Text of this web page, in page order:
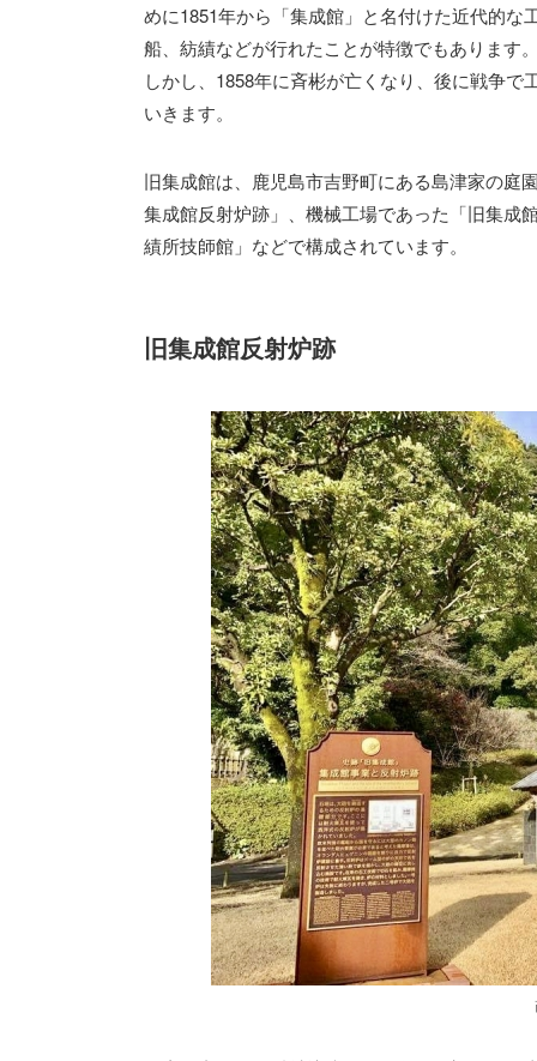
めに1851年から「集成館」と名付けた近代的
船、紡績などが行れたことが特徴でもあります
しかし、1858年に斉彬が亡くなり、後に戦争
いきます。
旧集成館は、鹿児島市吉野町にある島津家の庭
集成館反射炉跡」、機械工場であった「旧集成
績所技師館」などで構成されています。
旧集成館反射炉跡